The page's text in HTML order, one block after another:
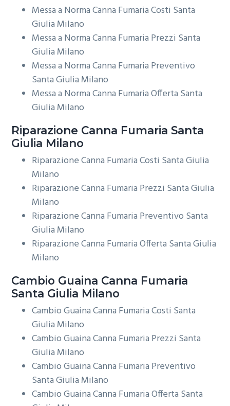
Messa a Norma Canna Fumaria Costi Santa
Giulia Milano
Messa a Norma Canna Fumaria Prezzi Santa
Giulia Milano
Messa a Norma Canna Fumaria Preventivo
Santa Giulia Milano
Messa a Norma Canna Fumaria Offerta Santa
Giulia Milano
Riparazione Canna Fumaria Santa
Giulia Milano
Riparazione Canna Fumaria Costi Santa Giulia
Milano
Riparazione Canna Fumaria Prezzi Santa Giulia
Milano
Riparazione Canna Fumaria Preventivo Santa
Giulia Milano
Riparazione Canna Fumaria Offerta Santa Giulia
Milano
Cambio Guaina Canna Fumaria
Santa Giulia Milano
Cambio Guaina Canna Fumaria Costi Santa
Giulia Milano
Cambio Guaina Canna Fumaria Prezzi Santa
Giulia Milano
Cambio Guaina Canna Fumaria Preventivo
Santa Giulia Milano
Cambio Guaina Canna Fumaria Offerta Santa